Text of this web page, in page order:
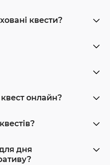
квести?
онлайн?
дня